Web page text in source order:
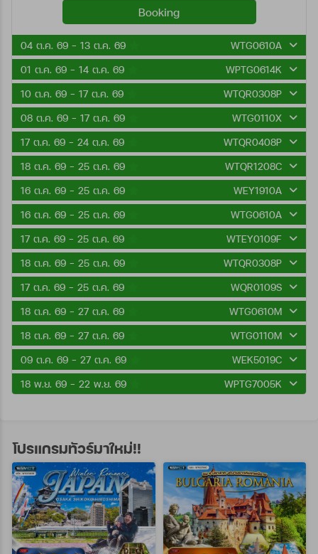
Booking
04 ต.ค. 69 - 13 ต.ค. 69
WTG0610A
01 ต.ค. 69 - 14 ต.ค. 69
WPTG0614K
10 ต.ค. 69 - 17 ต.ค. 69
WTQR0308P
08 ต.ค. 69 - 17 ต.ค. 69
WTG0110X
17 ต.ค. 69 - 24 ต.ค. 69
WTQR0408P
18 ต.ค. 69 - 25 ต.ค. 69
WTQR1208C
16 ต.ค. 69 - 25 ต.ค. 69
WEY1910A
16 ต.ค. 69 - 25 ต.ค. 69
WTG0610A
17 ต.ค. 69 - 25 ต.ค. 69
WTEY0109F
18 ต.ค. 69 - 25 ต.ค. 69
WTQR0308P
17 ต.ค. 69 - 25 ต.ค. 69
WQR0109S
18 ต.ค. 69 - 27 ต.ค. 69
WTG0610M
18 ต.ค. 69 - 27 ต.ค. 69
WTG0110M
09 ต.ค. 69 - 27 ต.ค. 69
WEK5019C
18 พ.ย. 69 - 22 พ.ย. 69
WPTG7005K
โปรแกรมทัวร์มาใหม่!!